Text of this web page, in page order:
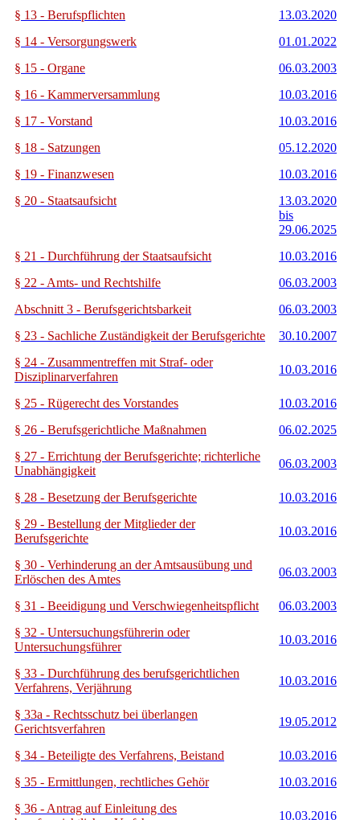
§ 13 - Berufspflichten
13.03.2020
§ 14 - Versorgungswerk
01.01.2022
§ 15 - Organe
06.03.2003
§ 16 - Kammerversammlung
10.03.2016
§ 17 - Vorstand
10.03.2016
§ 18 - Satzungen
05.12.2020
§ 19 - Finanzwesen
10.03.2016
§ 20 - Staatsaufsicht
13.03.2020
bis
29.06.2025
§ 21 - Durchführung der Staatsaufsicht
10.03.2016
§ 22 - Amts- und Rechtshilfe
06.03.2003
Abschnitt 3 - Berufsgerichtsbarkeit
06.03.2003
§ 23 - Sachliche Zuständigkeit der Berufsgerichte
30.10.2007
§ 24 - Zusammentreffen mit Straf- oder
Disziplinarverfahren
10.03.2016
§ 25 - Rügerecht des Vorstandes
10.03.2016
§ 26 - Berufsgerichtliche Maßnahmen
06.02.2025
§ 27 - Errichtung der Berufsgerichte; richterliche
Unabhängigkeit
06.03.2003
§ 28 - Besetzung der Berufsgerichte
10.03.2016
§ 29 - Bestellung der Mitglieder der
Berufsgerichte
10.03.2016
§ 30 - Verhinderung an der Amtsausübung und
Erlöschen des Amtes
06.03.2003
§ 31 - Beeidigung und Verschwiegenheitspflicht
06.03.2003
§ 32 - Untersuchungsführerin oder
Untersuchungsführer
10.03.2016
§ 33 - Durchführung des berufsgerichtlichen
Verfahrens, Verjährung
10.03.2016
§ 33a - Rechtsschutz bei überlangen
Gerichtsverfahren
19.05.2012
§ 34 - Beteiligte des Verfahrens, Beistand
10.03.2016
§ 35 - Ermittlungen, rechtliches Gehör
10.03.2016
§ 36 - Antrag auf Einleitung des
10.03.2016